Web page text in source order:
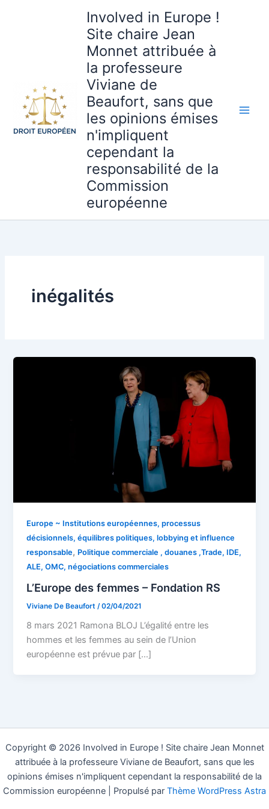
Involved in Europe !
Site chaire Jean
Monnet attribuée à
la professeure
Viviane de
Beaufort, sans que
les opinions émises
n'impliquent
cependant la
responsabilité de la
Commission
européenne
inégalités
Europe ~ Institutions européennes, processus
décisionnels, équilibres politiques, lobbying et influence
responsable, Politique commerciale , douanes ,Trade, IDE,
ALE, OMC, négociations commerciales
L’Europe des femmes – Fondation RS
Viviane De Beaufort /02/04/2021
8 mars 2021 Ramona BLOJ L’égalité entre les
hommes et les femmes au sein de l’Union
européenne est prévue par […]
Copyright © 2026 Involved in Europe ! Site chaire Jean Monnet
attribuée à la professeure Viviane de Beaufort, sans que les
opinions émises n'impliquent cependant la responsabilité de la
Commission européenne | Propulsé par Thème WordPress Astra